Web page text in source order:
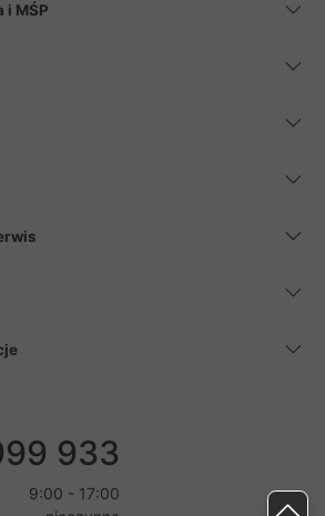
i MŚP
933
9:00 - 17:00